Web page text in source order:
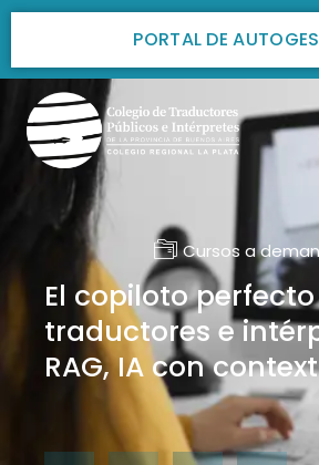
PORTAL DE
Cursos a
El copiloto
traductores e
RAG, IA con